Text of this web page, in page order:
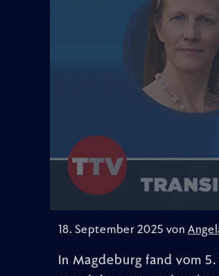
18. September 2025 von
In Magdeburg fand vom